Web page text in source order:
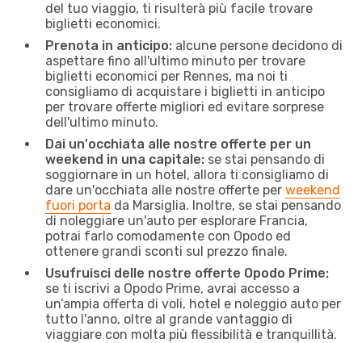
del tuo viaggio, ti risulterà più facile trovare
biglietti economici.
Prenota in anticipo: alcune persone decidono di
aspettare fino all'ultimo minuto per trovare
biglietti economici per Rennes, ma noi ti
consigliamo di acquistare i biglietti in anticipo
per trovare offerte migliori ed evitare sorprese
dell'ultimo minuto.
Dai un'occhiata alle nostre offerte per un
weekend in una capitale: se stai pensando di
soggiornare in un hotel, allora ti consigliamo di
dare un'occhiata alle nostre offerte per weekend
fuori porta da Marsiglia. Inoltre, se stai pensando
di noleggiare un'auto per esplorare Francia,
potrai farlo comodamente con Opodo ed
ottenere grandi sconti sul prezzo finale.
Usufruisci delle nostre offerte Opodo Prime:
se ti iscrivi a Opodo Prime, avrai accesso a
un’ampia offerta di voli, hotel e noleggio auto per
tutto l'anno, oltre al grande vantaggio di
viaggiare con molta più flessibilità e tranquillità.